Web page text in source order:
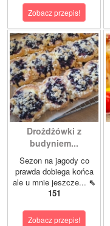
Zobacz przepis!
Drożdżówki z
budyniem...
Sezon na jagody co
prawda dobiega końca
ale u mnie jeszcze... ⇖
151
Zobacz przepis!